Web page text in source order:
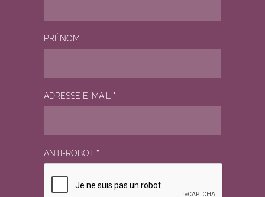
PRÉNOM
ADRESSE E-MAIL *
ANTI-ROBOT *